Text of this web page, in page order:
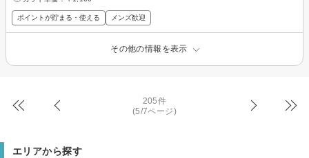
ポイントが貯まる・使える メンズ歓迎
その他の情報を表示
205件
(5/7ページ)
エリアから探す